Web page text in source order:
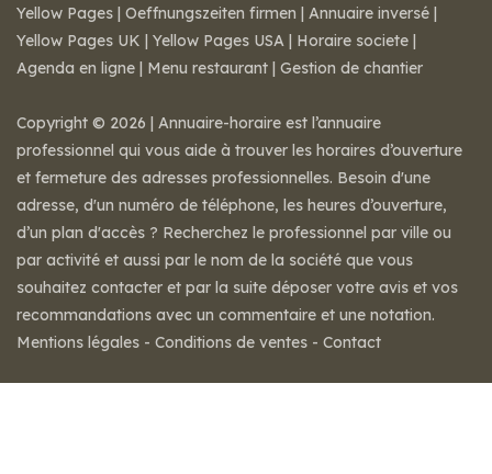
Yellow Pages | Oeffnungszeiten firmen | Annuaire inversé |
Yellow Pages UK | Yellow Pages USA | Horaire societe |
Agenda en ligne | Menu restaurant | Gestion de chantier
Copyright © 2026 | Annuaire-horaire est l’annuaire
professionnel qui vous aide à trouver les horaires d’ouverture
et fermeture des adresses professionnelles. Besoin d'une
adresse, d'un numéro de téléphone, les heures d’ouverture,
d’un plan d'accès ? Recherchez le professionnel par ville ou
par activité et aussi par le nom de la société que vous
souhaitez contacter et par la suite déposer votre avis et vos
recommandations avec un commentaire et une notation.
Mentions légales - Conditions de ventes - Contact